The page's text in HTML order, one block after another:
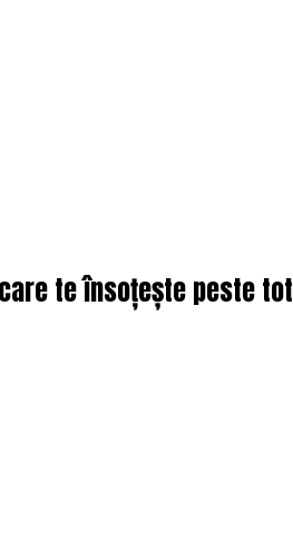
te însoțește peste tot